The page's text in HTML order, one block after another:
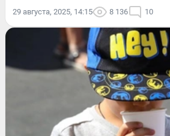
29 августа, 2025, 14:15 8 136 10